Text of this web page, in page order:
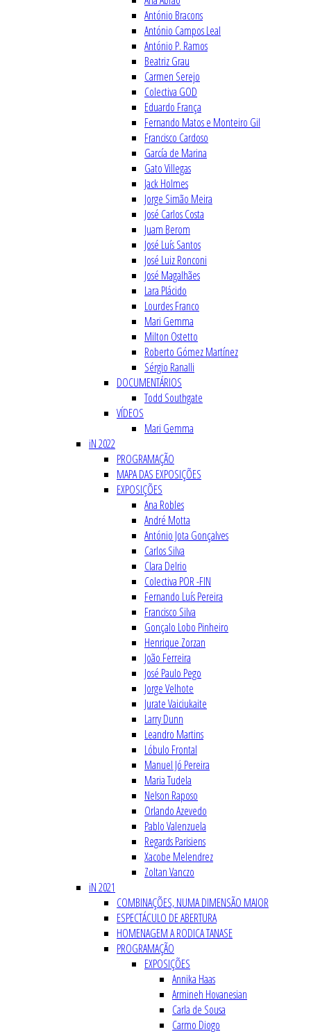
António Bracons
António Campos Leal
António P. Ramos
Beatriz Grau
Carmen Serejo
Colectiva GOD
Eduardo França
Fernando Matos e Monteiro Gil
Francisco Cardoso
García de Marina
Gato Villegas
Jack Holmes
Jorge Simão Meira
José Carlos Costa
Juam Berom
José Luís Santos
José Luiz Ronconi
José Magalhães
Lara Plácido
Lourdes Franco
Mari Gemma
Milton Ostetto
Roberto Gómez Martínez
Sérgio Ranalli
DOCUMENTÁRIOS
Todd Southgate
VÍDEOS
Mari Gemma
iN 2022
PROGRAMAÇÃO
MAPA DAS EXPOSIÇÕES
EXPOSIÇÕES
Ana Robles
André Motta
António Jota Gonçalves
Carlos Silva
Clara Delrio
Colectiva POR -FIN
Fernando Luís Pereira
Francisco Silva
Gonçalo Lobo Pinheiro
Henrique Zorzan
João Ferreira
José Paulo Pego
Jorge Velhote
Jurate Vaiciukaite
Larry Dunn
Leandro Martins
Lóbulo Frontal
Manuel Jó Pereira
Maria Tudela
Nelson Raposo
Orlando Azevedo
Pablo Valenzuela
Regards Parisiens
Xacobe Melendrez
Zoltan Vanczo
iN 2021
COMBINAÇÕES, NUMA DIMENSÃO MAIOR
ESPECTÁCULO DE ABERTURA
HOMENAGEM A RODICA TANASE
PROGRAMAÇÃO
EXPOSIÇÕES
Annika Haas
Armineh Hovanesian
Carla de Sousa
Carmo Diogo